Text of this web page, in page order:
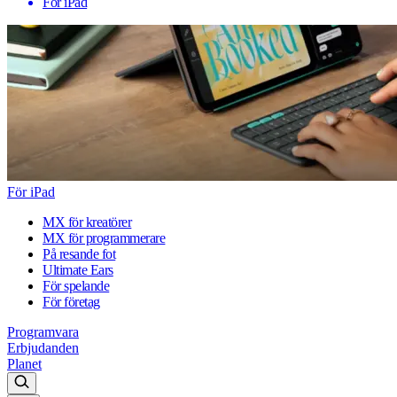
För iPad
MX för kreatörer
MX för programmerare
På resande fot
Ultimate Ears
För spelande
För företag
Programvara
Erbjudanden
Planet